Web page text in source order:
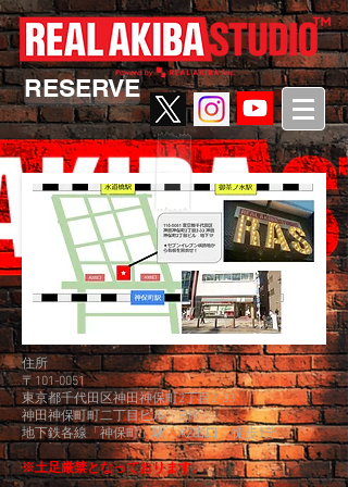
RESERVE
住所
〒101-0051
東京都千代田区神田神保町2丁目2-33
神田神保町町二丁目ビル B1F
地下鉄各線「神保町」駅 A2出口 徒歩1分
​※土足厳禁となっております。